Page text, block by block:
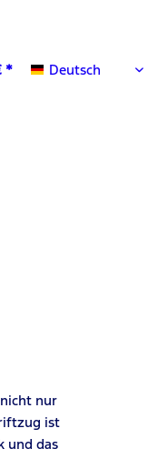
* Deutsch
Deutsch
nur
ist
und das